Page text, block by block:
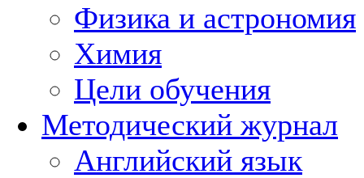
Физика и астрономия
Химия
Цели обучения
Методический журнал
Английский язык